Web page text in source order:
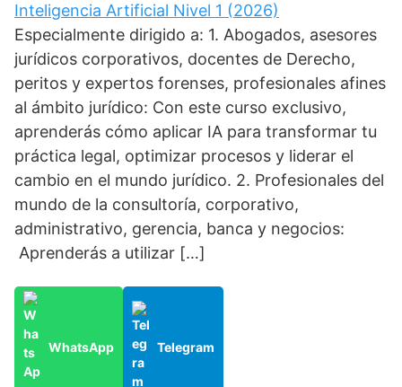
Inteligencia Artificial Nivel 1 (2026)
Especialmente dirigido a: 1. Abogados, asesores
jurídicos corporativos, docentes de Derecho,
peritos y expertos forenses, profesionales afines
al ámbito jurídico: Con este curso exclusivo,
aprenderás cómo aplicar IA para transformar tu
práctica legal, optimizar procesos y liderar el
cambio en el mundo jurídico. 2. Profesionales del
mundo de la consultoría, corporativo,
administrativo, gerencia, banca y negocios:
Aprenderás a utilizar […]
WhatsApp Telegram